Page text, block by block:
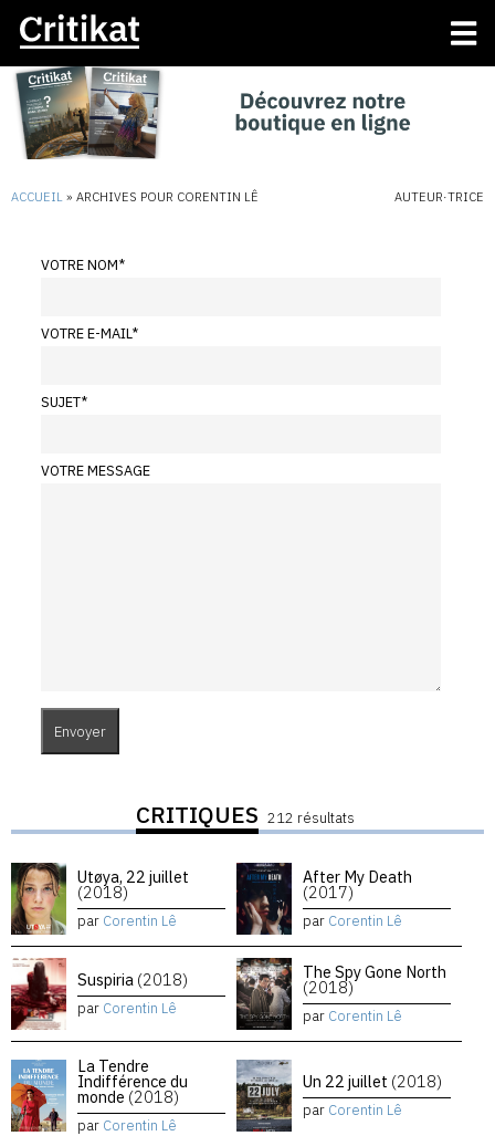
ACCUEIL » ARCHIVES POUR CORENTIN LÊ AUTEUR·TRICE
VOTRE NOM*
VOTRE E-MAIL*
SUJET*
VOTRE MESSAGE
CRITIQUES 212 résultats
Utøya, 22 juillet
(2018)
par Corentin Lê
After My Death
(2017)
par Corentin Lê
Suspiria (2018)
par Corentin Lê
The Spy Gone North
(2018)
par Corentin Lê
La Tendre
Indifférence du
monde (2018)
par Corentin Lê
Un 22 juillet (2018)
par Corentin Lê